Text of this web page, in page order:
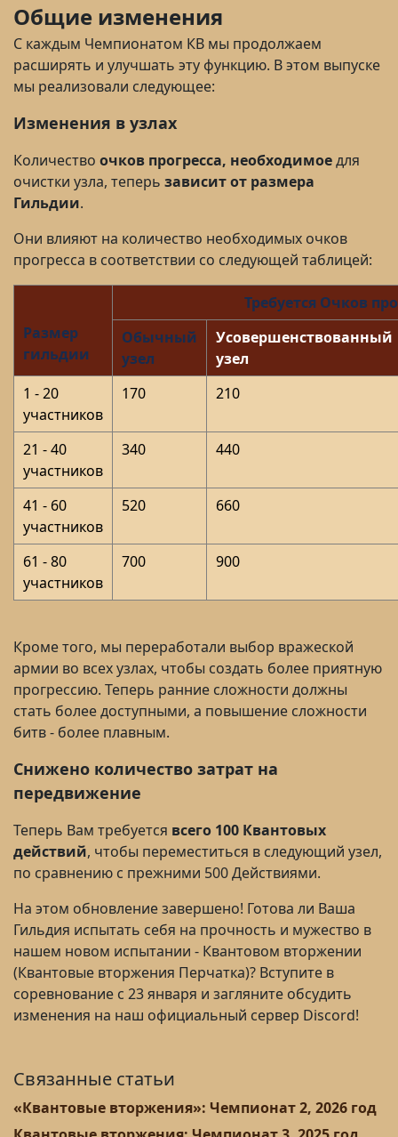
Общие изменения
С каждым Чемпионатом КВ мы продолжаем
расширять и улучшать эту функцию. В этом выпуске
мы реализовали следующее:
Изменения в узлах
Количество очков прогресса, необходимоедля
очистки узла, теперь зависит от размера
Гильдии.
Они влияют на количество необходимых очков
прогресса в соответствии со следующей таблицей:
Размер
гильдии
Требуется Очков
Обычный
узел
Усовершенствованный
узел
1 - 20
участников
170 210
21 - 40
участников
340 440
41 - 60
участников
520 660
61 - 80
участников
700 900
Кроме того, мы переработали выбор вражеской
армии во всех узлах, чтобы создать более приятную
прогрессию. Теперь ранние сложности должны
стать более доступными, а повышение сложности
битв - более плавным.
Снижено количество затрат на
передвижение
Теперь Вам требуется всего 100 Квантовых
действий, чтобы переместиться в следующий узел,
по сравнению с прежними 500 Действиями.
На этом обновление завершено! Готова ли Ваша
Гильдия испытать себя на прочность и мужество в
нашем новом испытании - Квантовом вторжении
(Квантовые вторжения Перчатка)? Вступите в
соревнование с 23 января и загляните обсудить
изменения на наш официальный сервер Discord!
Связанные статьи
«Квантовые вторжения»: Чемпионат 2, 2026 год